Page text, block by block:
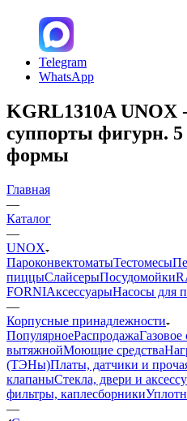
Telegram
WhatsApp
KGRL1310A UNOX
суппорты фигурн. 5
формы
Главная
—
Каталог
—
UNOX
ПароконвектоматыТестомесы
пиццыСлайсерыПосудомойки
FORNIАксессуарыНасосы для
—
Корпусные принадлежности
ПопулярноеРаспродажаГазовое
вытяжнойМоющие средства
(ТЭНы)Платы, датчики и
клапаныСтекла, двери и
фильтры, каплесборники
—